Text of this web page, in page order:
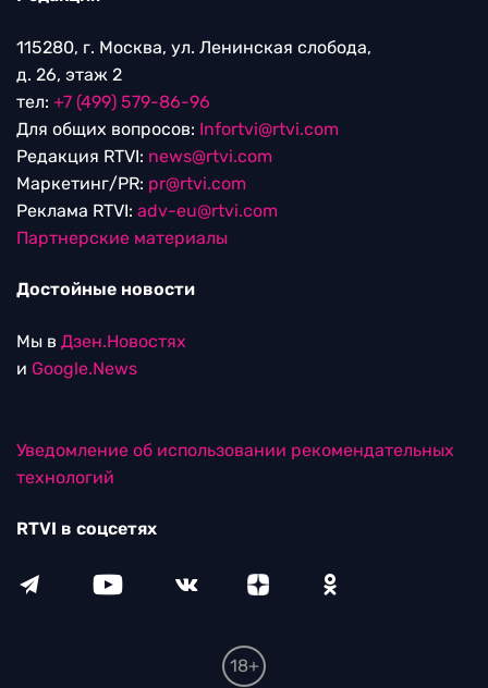
115280, г. Москва, ул. Ленинская слобода,
д. 26, этаж 2
тел: +7 (499) 579-86-96
Для общих вопросов: Infortvi@rtvi.com
Редакция RTVI: news@rtvi.com
Маркетинг/PR: pr@rtvi.com
Реклама RTVI: adv-eu@rtvi.com
Партнерские материалы
Достойные новости
Мы в Дзен.Новостях
и Google.News
Уведомление об использовании рекомендательных
технологий
RTVI в соцсетях
18+